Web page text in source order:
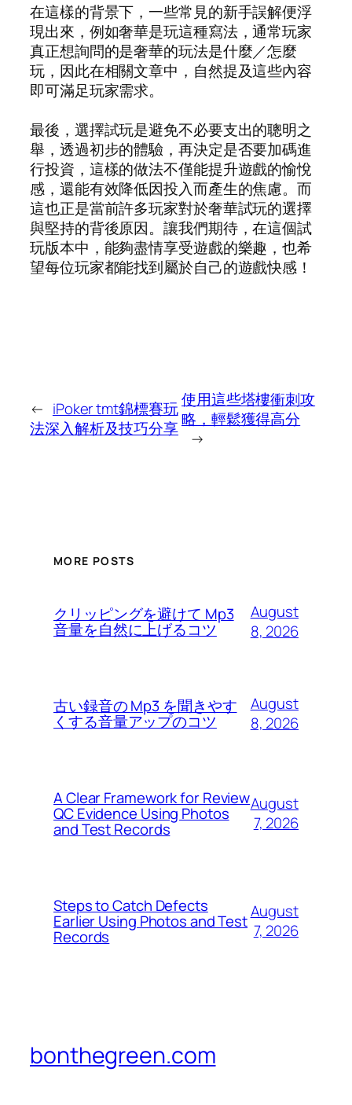
在這樣的背景下，一些常見的新手誤解便浮
現出來，例如奢華是玩這種寫法，通常玩家
真正想詢問的是奢華的玩法是什麼／怎麼
玩，因此在相關文章中，自然提及這些內容
即可滿足玩家需求。
最後，選擇試玩是避免不必要支出的聰明之
舉，透過初步的體驗，再決定是否要加碼進
行投資，這樣的做法不僅能提升遊戲的愉悅
感，還能有效降低因投入而產生的焦慮。而
這也正是當前許多玩家對於奢華試玩的選擇
與堅持的背後原因。讓我們期待，在這個試
玩版本中，能夠盡情享受遊戲的樂趣，也希
望每位玩家都能找到屬於自己的遊戲快感！
← iPoker tmt錦標賽玩
法深入解析及技巧分享
使用這些塔樓衝刺攻
略，輕鬆獲得高分
→
MORE POSTS
クリッピングを避けて Mp3
音量を自然に上げるコツ
August
8, 2026
古い録音の Mp3 を聞きやす
くする音量アップのコツ
August
8, 2026
A Clear Framework for Review
QC Evidence Using Photos
and Test Records
August
7, 2026
Steps to Catch Defects
Earlier Using Photos and Test
Records
August
7, 2026
bonthegreen.com